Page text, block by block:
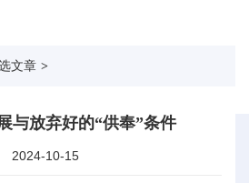
文章 >
与放弃好的“供奉”条件
2024-10-15